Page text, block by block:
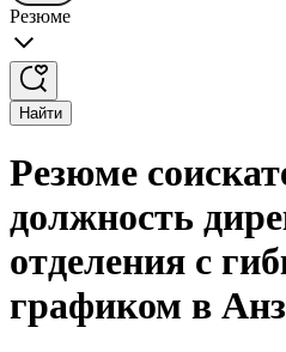
Резюме
Найти
Резюме
должность
отделения с
графиком в